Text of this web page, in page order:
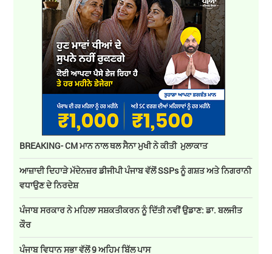
BREAKING- CM ਮਾਨ ਨਾਲ ਥਲ ਸੈਨਾ ਮੁਖੀ ਨੇ ਕੀਤੀ ਮੁਲਾਕਾਤ
ਆਜ਼ਾਦੀ ਦਿਹਾੜੇ ਮੱਦੇਨਜ਼ਰ ਡੀਜੀਪੀ ਪੰਜਾਬ ਵੱਲੋਂ SSPs ਨੂੰ ਗਸ਼ਤ ਅਤੇ ਨਿਗਰਾਨੀ
ਵਧਾਉਣ ਦੇ ਨਿਰਦੇਸ਼
ਪੰਜਾਬ ਸਰਕਾਰ ਨੇ ਮਹਿਲਾ ਸਸ਼ਕਤੀਕਰਨ ਨੂੰ ਦਿੱਤੀ ਨਵੀਂ ਉਡਾਣ: ਡਾ. ਬਲਜੀਤ
ਕੌਰ
ਪੰਜਾਬ ਵਿਧਾਨ ਸਭਾ ਵੱਲੋਂ 9 ਅਹਿਮ ਬਿੱਲ ਪਾਸ